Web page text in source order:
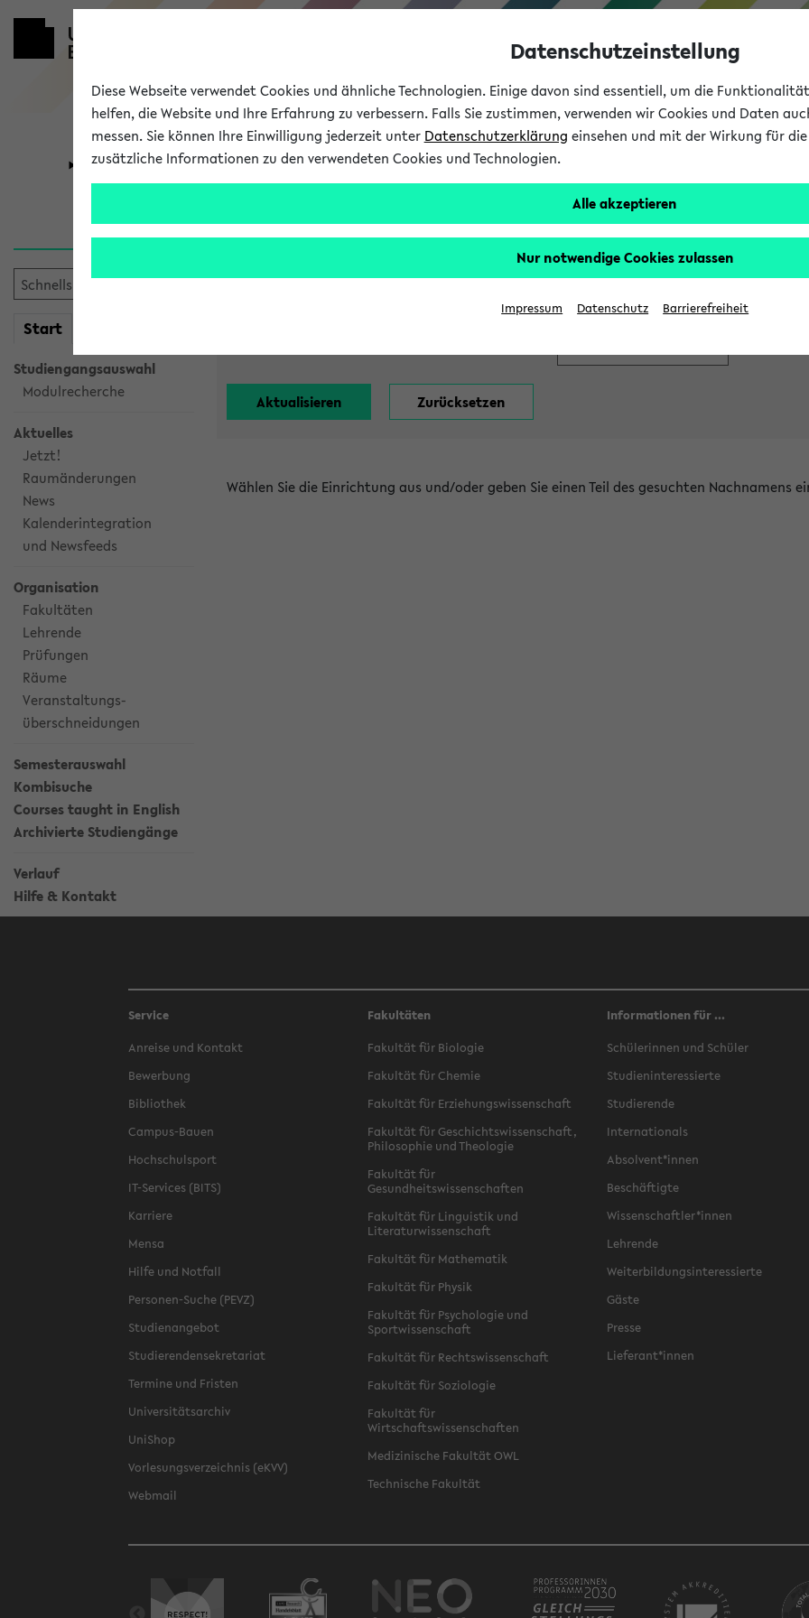
Universität Forschung Studium
Start
Studiengangsauswahl
Modulrecherche
Aktuelles
Jetzt!
Raumänderungen
News
Kalenderintegration
und Newsfeeds
Organisation
Fakultäten
Lehrende
Prüfungen
Räume
Veranstaltungs-
überschneidungen
Semesterauswahl
Kombisuche
Courses taught in English
Archivierte Studiengänge
Verlauf
Hilfe & Kontakt
Alle Lehrenden
Wählen Sie die Einrichtung aus und/oder geben Sie einen Teil des gesuchten Nachnamens
Service
Anreise und Kontakt
Bewerbung
Bibliothek
Campus-Bauen
Hochschulsport
IT-Services (BITS)
Karriere
Mensa
Hilfe und Notfall
Personen-Suche (PEVZ)
Studienangebot
Studierendensekretariat
Termine und Fristen
Universitätsarchiv
UniShop
Vorlesungsverzeichnis (eKVV)
Webmail
Fakultäten
Fakultät für Biologie
Fakultät für Chemie
Fakultät für Erziehungswissenschaft
Fakultät für Geschichtswissenschaft,
Philosophie und Theologie
Fakultät für
Gesundheitswissenschaften
Fakultät für Linguistik und
Literaturwissenschaft
Fakultät für Mathematik
Fakultät für Physik
Fakultät für Psychologie und
Sportwissenschaft
Fakultät für Rechtswissenschaft
Fakultät für Soziologie
Fakultät für
Wirtschaftswissenschaften
Medizinische Fakultät OWL
Technische Fakultät
Informationen für ...
Schülerinnen und Schüler
Studieninteressierte
Studierende
Internationals
Absolvent*innen
Beschäftigte
Wissenschaftler*innen
Lehrende
Weiterbildungsinteressierte
Gäste
Presse
Lieferant*innen
Datenschutzeinstellung
Diese Webseite verwendet Cookies und ähnliche Technologien. Einige davon sind essentiell, um die
helfen, die Website und Ihre Erfahrung zu verbessern. Falls Sie zustimmen, verwenden wir Cookies und Daten
messen. Sie können Ihre Einwilligung jederzeit unter Datenschutzerklärung einsehen und mit der Wirkung für
zusätzliche Informationen zu den verwendeten Cookies und Technologien.
Alle akzeptieren
Nur notwendige Cookies zulassen
Impressum Datenschutz Barrierefreiheit